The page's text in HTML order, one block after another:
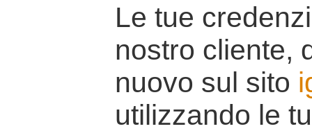
Le tue
nostro cliente,
nuovo sul sito
utilizzando le